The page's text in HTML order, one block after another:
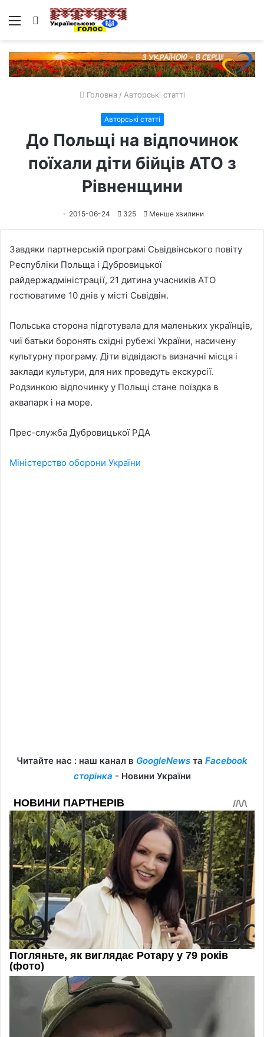
Меню Пошук
Головна / Авторські статті
Авторські статті
До Польщі на відпочинок
поїхали діти бійців АТО з
Рівненщини
2015-06-24 325 Менше хвилини
Завдяки партнерській програмі Сьвідвінського повіту
Республіки Польща і Дубровицької
райдержадміністрації, 21 дитина учасників АТО
гостюватиме 10 днів у місті Сьвідвін.
Польська сторона підготувала для маленьких українців,
чиї батьки боронять східні рубежі України, насичену
культурну програму. Діти відвідають визначні місця і
заклади культури, для них проведуть екскурсії.
Родзинкою відпочинку у Польщі стане поїздка в
аквапарк і на море.
Прес-служба Дубровицької РДА
Міністерство оборони України
Читайте нас : наш канал в GoogleNews та Facebook
сторінка - Новини України